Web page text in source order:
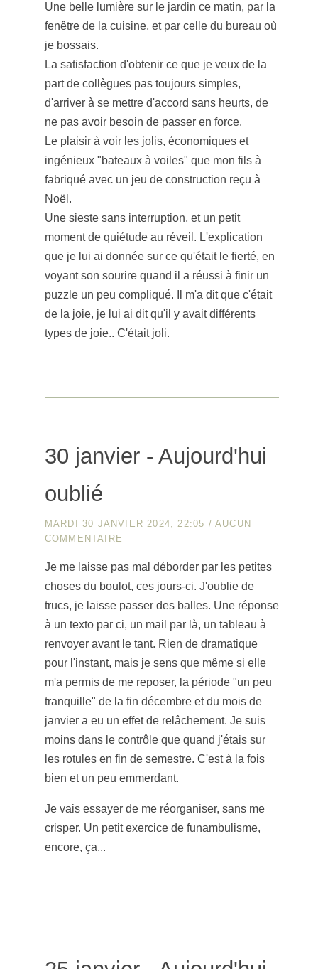
Une belle lumière sur le jardin ce matin, par la
fenêtre de la cuisine, et par celle du bureau où
je bossais.
La satisfaction d'obtenir ce que je veux de la
part de collègues pas toujours simples,
d'arriver à se mettre d'accord sans heurts, de
ne pas avoir besoin de passer en force.
Le plaisir à voir les jolis, économiques et
ingénieux "bateaux à voiles" que mon fils à
fabriqué avec un jeu de construction reçu à
Noël.
Une sieste sans interruption, et un petit
moment de quiétude au réveil. L'explication
que je lui ai donnée sur ce qu'était le fierté, en
voyant son sourire quand il a réussi à finir un
puzzle un peu compliqué. Il m'a dit que c'était
de la joie, je lui ai dit qu'il y avait différents
types de joie.. C'était joli.
30 janvier - Aujourd'hui
oublié
MARDI 30 JANVIER 2024, 22:05 / AUCUN
COMMENTAIRE
Je me laisse pas mal déborder par les petites
choses du boulot, ces jours-ci. J'oublie de
trucs, je laisse passer des balles. Une réponse
à un texto par ci, un mail par là, un tableau à
renvoyer avant le tant. Rien de dramatique
pour l'instant, mais je sens que même si elle
m'a permis de me reposer, la période "un peu
tranquille" de la fin décembre et du mois de
janvier a eu un effet de relâchement. Je suis
moins dans le contrôle que quand j'étais sur
les rotules en fin de semestre. C'est à la fois
bien et un peu emmerdant.
Je vais essayer de me réorganiser, sans me
crisper. Un petit exercice de funambulisme,
encore, ça...